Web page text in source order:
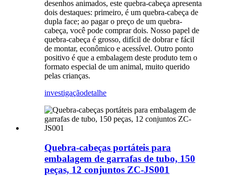
desenhos animados, este quebra-cabeça apresenta
dois destaques: primeiro, é um quebra-cabeça de
dupla face; ao pagar o preço de um quebra-
cabeça, você pode comprar dois. Nosso papel de
quebra-cabeça é grosso, difícil de dobrar e fácil
de montar, econômico e acessível. Outro ponto
positivo é que a embalagem deste produto tem o
formato especial de um animal, muito querido
pelas crianças.
investigaçãodetalhe
Quebra-cabeças portáteis para
embalagem de garrafas de tubo, 150
peças, 12 conjuntos ZC-JS001